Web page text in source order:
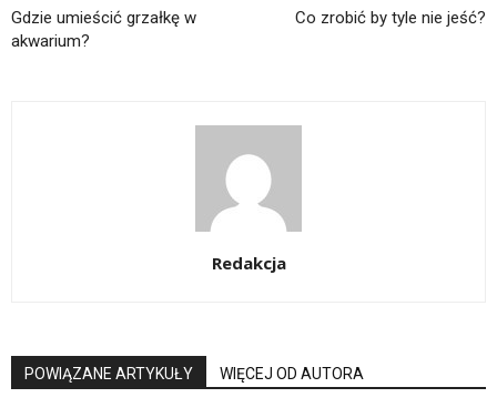
Gdzie umieścić grzałkę w
akwarium?
Co zrobić by tyle nie jeść?
Redakcja
POWIĄZANE ARTYKUŁY WIĘCEJ OD AUTORA